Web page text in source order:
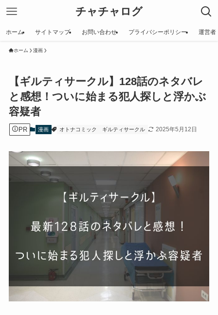
チャチャログ
ホーム サイトマップ お問い合わせ プライバシーポリシー 運営者
ホーム 漫画
【ギルティサークル】128話のネタバレ
と感想！ついに始まる犯人探しと浮かぶ
容疑者
PR 漫画 オトナコミック ギルティサークル 2025年5月12日